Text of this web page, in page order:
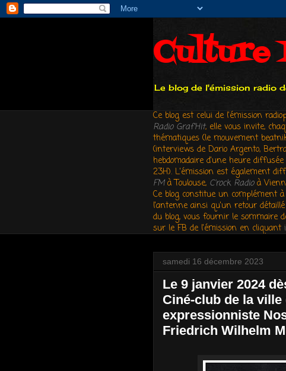
Culture
Le blog de l'émission radio
Ce blog est celui de l'émission
Radio Graf'Hit, elle vous invite,
thématiques (le mouvement
(interviews de Dario Argento,
hebdomadaire d'une heure
23H). L'émission est également
FMà Toulouse, C'rock Radio à
Ce blog constitue un complément
l'antenne ainsi qu'un retour
du blog, vous fournir le sommaire
sur le FB de l'émission en cliquant
samedi 16 décembre 2023
Le 9 janvier 2024
Ciné-club de la
expressionniste
Friedrich Wilhelm